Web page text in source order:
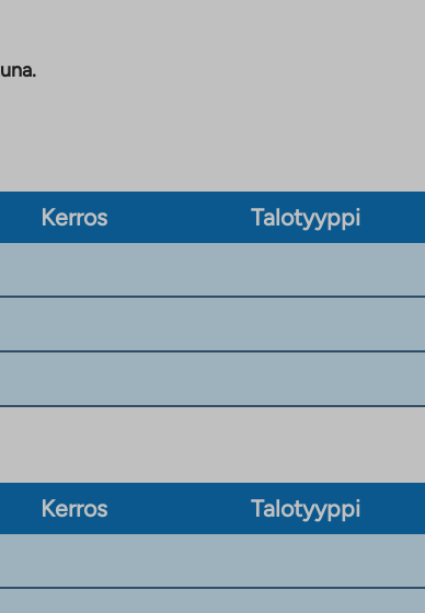
Kerros Talotyyppi
Kerros Talotyyppi